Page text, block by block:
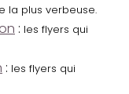
la plus verbeuse.
: les flyers qui
: les flyers qui